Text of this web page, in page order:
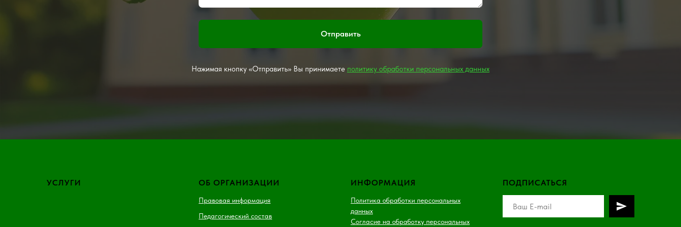
Отправить
Нажимая кнопку «Отправить» Вы принимаете политику обработки персональных данных
УСЛУГИ ОБ ОРГАНИЗАЦИИ
Правовая информация
Педагогический состав
ИНФОРМАЦИЯ
Политика обработки персональных
данных
Согласие на обработку персональных
ПОДПИСАТЬСЯ